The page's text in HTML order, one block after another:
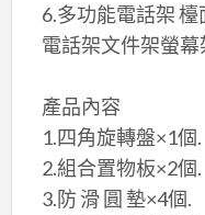
6.多功能電話架
電話架文件架螢幕
​產品內容
1.四角旋轉盤×​1個.
2.組合置物板×​2個.
3.防 滑 圓 墊×​4個.